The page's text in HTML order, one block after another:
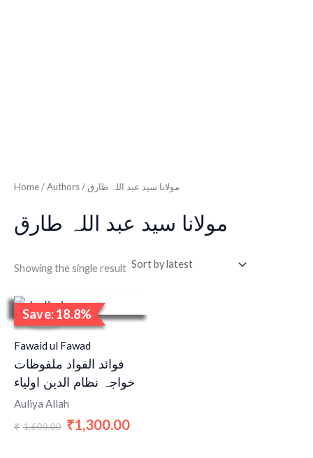
Home / Authors / مولانا سید عبد اللہ طارق
مولانا سید عبد اللہ طارق
Showing the single result
Save: 18.8%
Sale!
Fawaid ul Fawad
فوائد الفواد ملفوظات
خواجہ نظام الدین اولیاء
Auliya Allah
₹ 1,600.00
Original
price
was:
₹1,600.00.
₹1,300.00
price